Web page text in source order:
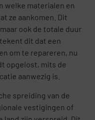
welke materialen en
ze aankomen. Dit
ook de totale duur
dit dat een
om te repareren, nu
opgelost, mits de
aanwezig is.
spreiding van de
vestigingen of